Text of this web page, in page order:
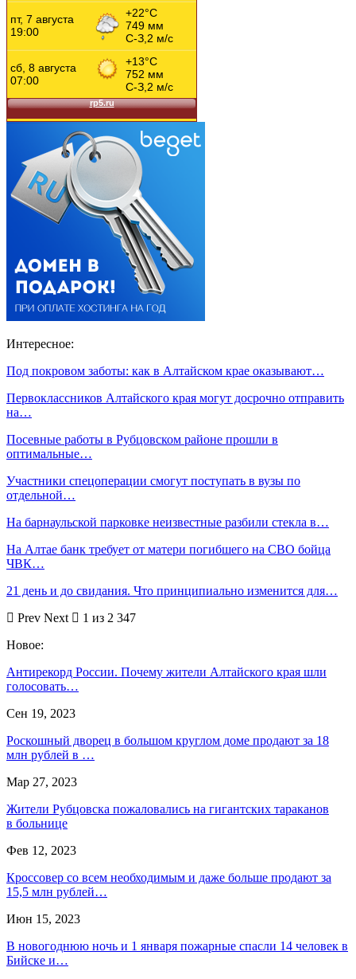
Интересное:
Под покровом заботы: как в Алтайском крае оказывают…
Первоклассников Алтайского края могут досрочно отправить
на…
Посевные работы в Рубцовском районе прошли в
оптимальные…
Участники спецоперации смогут поступать в вузы по
отдельной…
На барнаульской парковке неизвестные разбили стекла в…
На Алтае банк требует от матери погибшего на СВО бойца
ЧВК…
21 день и до свидания. Что принципиально изменится для…
Prev Next
1 из 2 347
Новое:
Антирекорд России. Почему жители Алтайского края шли
голосовать…
Сен 19, 2023
Роскошный дворец в большом круглом доме продают за 18
млн рублей в …
Мар 27, 2023
Жители Рубцовска пожаловались на гигантских тараканов
в больнице
Фев 12, 2023
Кроссовер со всем необходимым и даже больше продают за
15,5 млн рублей…
Июн 15, 2023
В новогоднюю ночь и 1 января пожарные спасли 14 человек в
Бийске и…